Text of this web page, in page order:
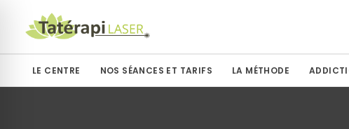
LE CENTRE NOS SÉANCES ET TARIFS LA MÉTHODE